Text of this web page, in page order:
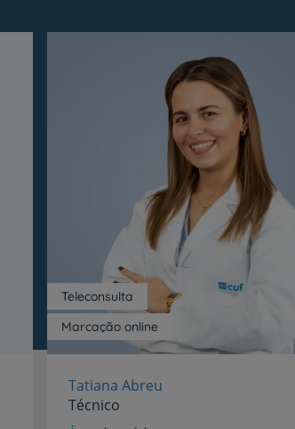
Marcação online
Teleconsulta
Tatiana Abreu
Técnico